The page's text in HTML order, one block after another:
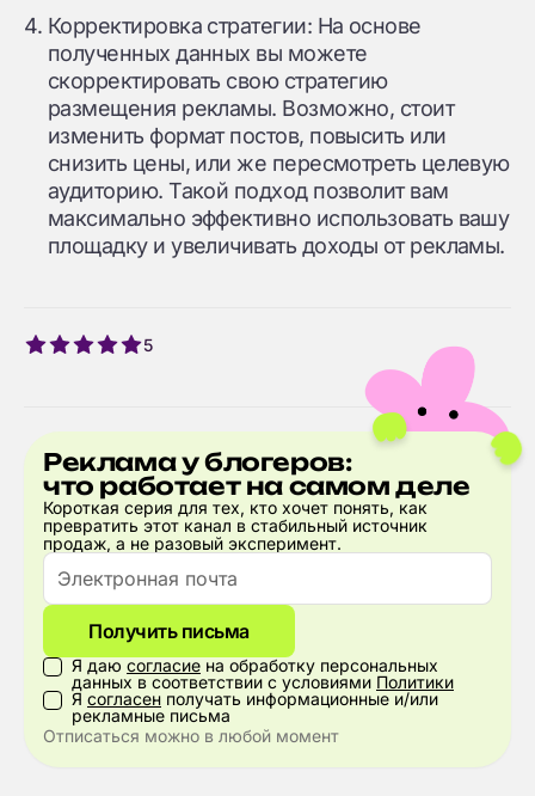
Корректировка стратегии: На основе
полученных данных вы можете
скорректировать свою стратегию
размещения рекламы. Возможно, стоит
изменить формат постов, повысить или
снизить цены, или же пересмотреть целевую
аудиторию. Такой подход позволит вам
максимально эффективно использовать вашу
площадку и увеличивать доходы от рекламы.
5
Реклама у блогеров:
что работает на самом деле
Короткая серия для тех, кто хочет понять, как
превратить этот канал в стабильный источник
продаж, а не разовый эксперимент.
Получить письма
Я даю согласие на обработку персональных
данных в соответствии с условиями Политики
Я согласен получать информационные и/или
рекламные письма
Отписаться можно в любой момент